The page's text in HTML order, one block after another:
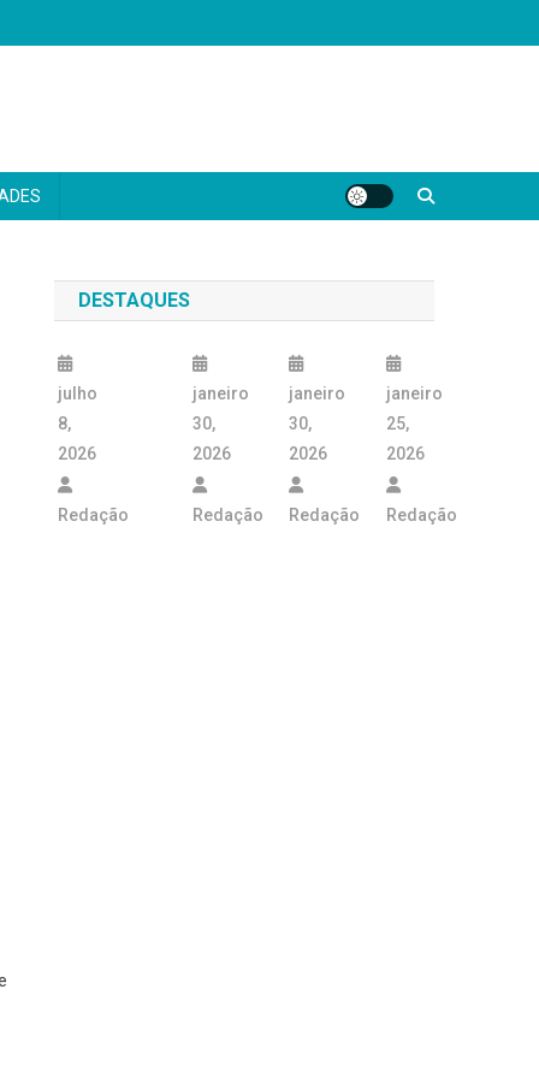
DESTAQUES
julho
8,
2026
Redação
janeiro
30,
2026
Redação
janeiro
30,
2026
Redação
janeiro
25,
2026
Redação